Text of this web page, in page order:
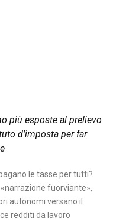
più esposte al prelievo
d'imposta per far
le tasse per tutti?
fuorviante»,
autonomi versano il
redditi da lavoro